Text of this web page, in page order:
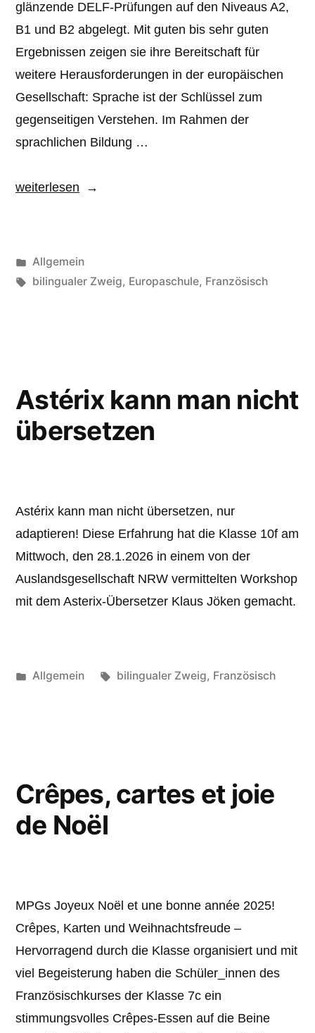
glänzende DELF-Prüfungen auf den Niveaus A2,
B1 und B2 abgelegt. Mit guten bis sehr guten
Ergebnissen zeigen sie ihre Bereitschaft für
weitere Herausforderungen in der europäischen
Gesellschaft: Sprache ist der Schlüssel zum
gegenseitigen Verstehen. Im Rahmen der
sprachlichen Bildung …
„Erfolgreiche
weiterlesen
Veröffentlicht
unter
Allgemein
Schlagwörter:
bilingualer Zweig, Europaschule, Französisch
Astérix kann man nicht
übersetzen
Astérix kann man nicht übersetzen, nur
adaptieren! Diese Erfahrung hat die Klasse 10f am
Mittwoch, den 28.1.2026 in einem von der
Auslandsgesellschaft NRW vermittelten Workshop
mit dem Asterix-Übersetzer Klaus Jöken gemacht.
Veröffentlicht
Allgemein Schlagwörter:
bilingualer Zweig, Französisch
Crêpes, cartes et joie
de Noël
MPGs Joyeux Noël et une bonne année 2025!
Crêpes, Karten und Weihnachtsfreude –
Hervorragend durch die Klasse organisiert und mit
viel Begeisterung haben die Schüler_innen des
Französischkurses der Klasse 7c ein
stimmungsvolles Crêpes-Essen auf die Beine